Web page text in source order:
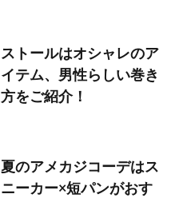
ストールはオシャレのア
イテム、男性らしい巻き
方をご紹介！
夏のアメカジコーデはス
ニーカー×短パンがおす